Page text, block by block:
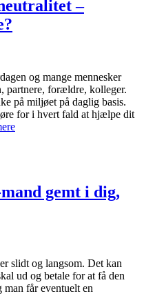
–
og mange mennesker
partnere, forældre, kolleger.
på miljøet på daglig basis.
for i hvert fald at hjælpe dit
Omstillingen
kan
du
gemt i dig,
slidt og langsom. Det kan
ud og betale for at få den
man får eventuelt en